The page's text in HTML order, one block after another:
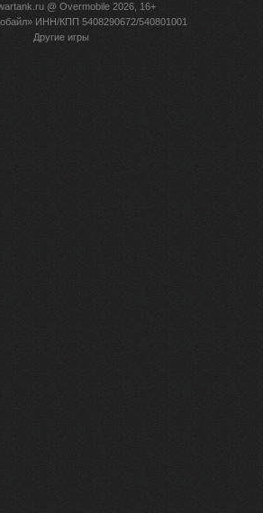
@ Overmobile 2026, 16+
ИНН/КПП 5408290672/540801001
Другие игры